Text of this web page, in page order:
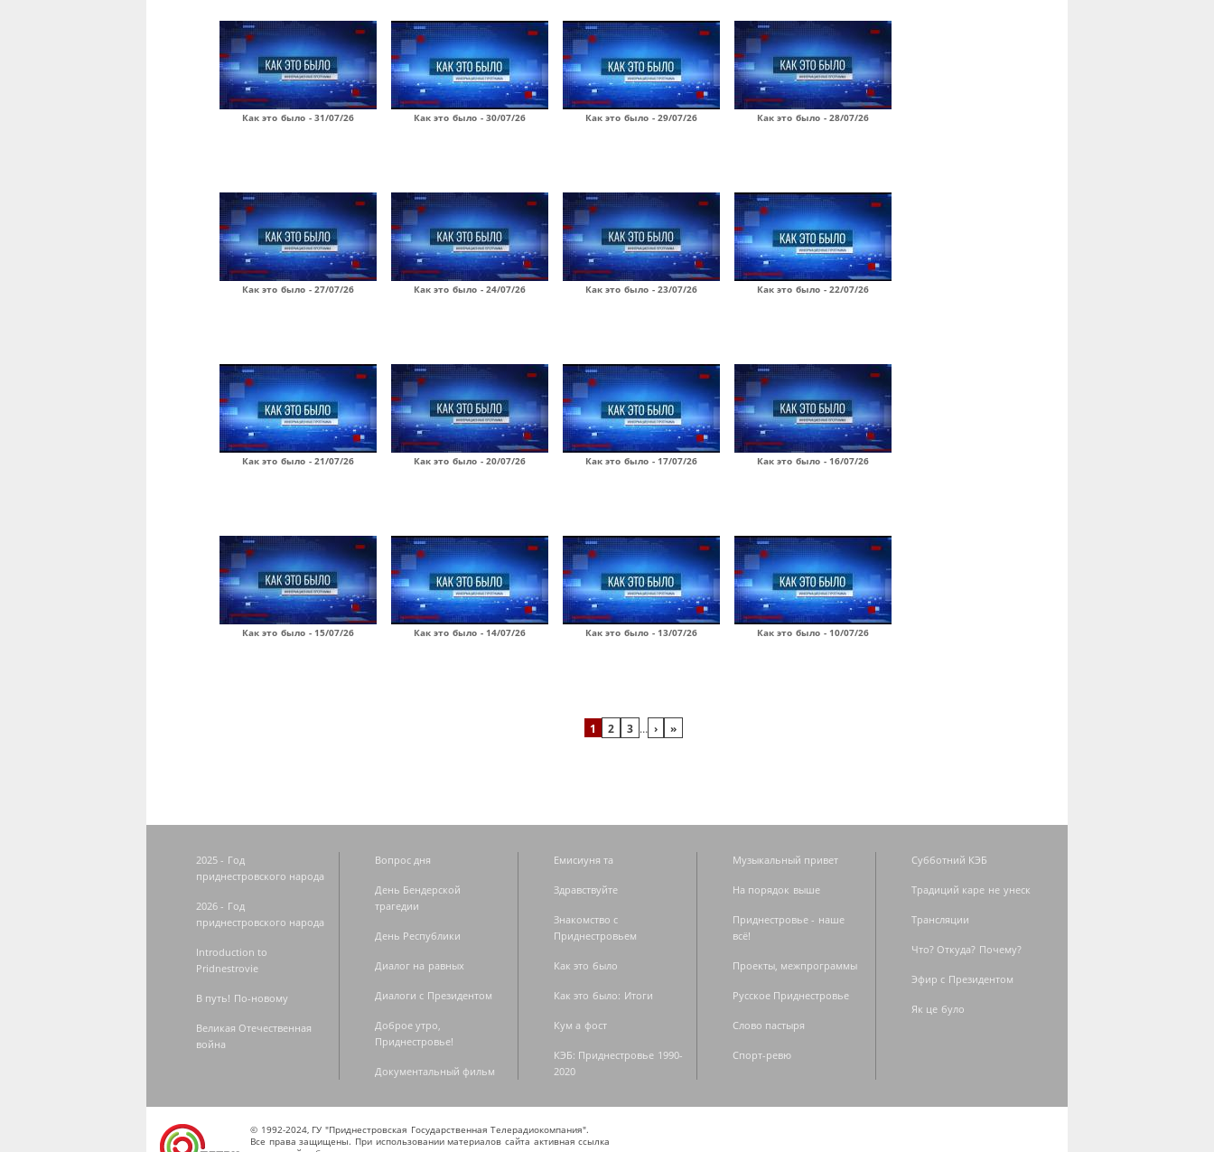
Как это было - 31/07/26 Как это было - 30/07/26 Как это было - 29/07/26 Как это было - 28/07/26
Как это было - 27/07/26 Как это было - 24/07/26 Как это было - 23/07/26 Как это было - 22/07/26
Как это было - 21/07/26 Как это было - 20/07/26 Как это было - 17/07/26 Как это было - 16/07/26
Как это было - 15/07/26 Как это было - 14/07/26 Как это было - 13/07/26 Как это было - 10/07/26
1 2 3 … › »
2025 - Год
приднестровского народа
2026 - Год
приднестровского народа
Introduction to
Pridnestrovie
В путь! По-новому
Великая Отечественная
война
Вопрос дня
День Бендерской
трагедии
День Республики
Диалог на равных
Диалоги с Президентом
Доброе утро,
Приднестровье!
Документальный фильм
Емисиуня та
Здравствуйте
Знакомство с
Приднестровьем
Как это было
Как это было: Итоги
Кум а фост
КЭБ: Приднестровье 1990-
2020
Музыкальный привет
На порядок выше
Приднестровье - наше
всё!
Проекты, межпрограммы
Русское Приднестровье
Слово пастыря
Спорт-ревю
Субботний КЭБ
Традиций каре не унеск
Трансляции
Что? Откуда? Почему?
Эфир с Президентом
Як це було
© 1992-2024, ГУ "Приднестровская Государственная Телерадиокомпания".
Все права защищены. При использовании материалов сайта активная ссылка